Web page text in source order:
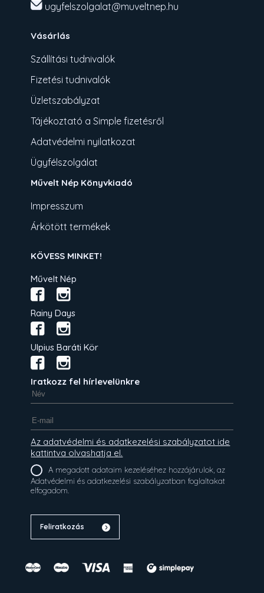
ugyfelszolgalat@muveltnep.hu
Vásárlás
Szállítási tudnivalók
Fizetési tudnivalók
Üzletszabályzat
Tájékoztató a Simple fizetésről
Adatvédelmi nyilatkozat
Ügyfélszolgálat
Művelt Nép Könyvkiadó
Impresszum
Árkötött termékek
KÖVESS MINKET!
Művelt Nép
Rainy Days
Ulpius Baráti Kör
Iratkozz fel hírlevelünkre
Az adatvédelmi és adatkezelési szabályzatot ide
kattintva olvashatja el.
A megadott adataim kezeléséhez hozzájárulok, az
Adatvédelmi és adatkezelési szabályzatban foglaltakat
elfogadom.
Feliratkozás